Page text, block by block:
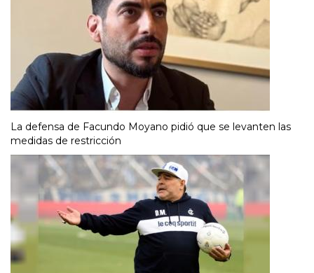
La defensa de Facundo Moyano pidió que se levanten las
medidas de restricción